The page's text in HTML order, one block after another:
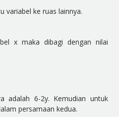
variabel ke ruas lainnya.
x maka dibagi dengan nilai
adalah 6-2y. Kemudian untuk
persamaan kedua.